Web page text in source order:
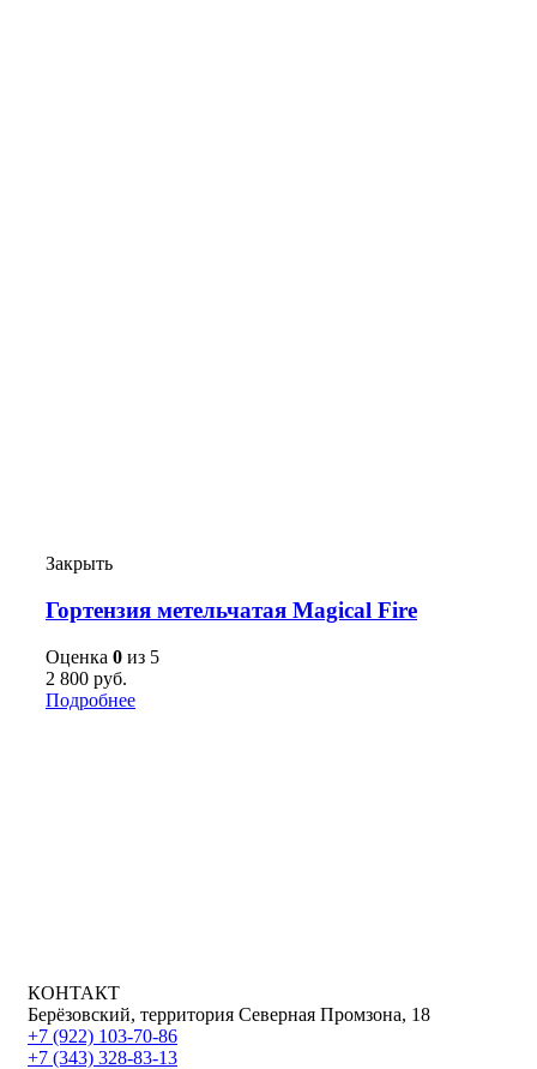
Закрыть
Гортензия метельчатая Magical Fire
Оценка 0 из 5
2 800 руб.
Подробнее
КОНТАКТ
Берёзовский, территория Северная Промзона, 18
+7 (922) 103-70-86
+7 (343) 328-83-13